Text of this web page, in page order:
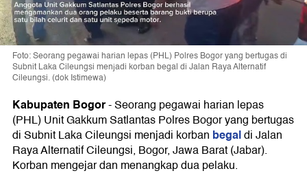
Foto: Seorang pegawai harian lepas (PHL) Polres Bogor yang bertugas di
Subnit Laka Cileungsi menjadi korban begal di Jalan Raya Alternatif
Cileungsi. (dok Istimewa)
Kabupaten Bogor-Seorang pegawai harian lepas
(PHL) Unit Gakkum Satlantas Polres Bogor yang bertugas
di Subnit Laka Cileungsi menjadi korban begaldi Jalan
Raya Alternatif Cileungsi, Bogor, Jawa Barat (Jabar).
Korban mengejar dan menangkap dua pelaku.